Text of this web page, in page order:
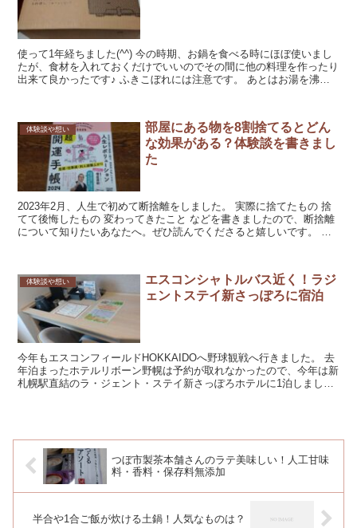
使って1年経ちました(^^) 今の時期、お鍋を食べる時にほぼ使いまし
たが、食材を入れておくだけでいいのでその間に他の料理を作ったり
出来て良かったです♪ ふきこぼれには注意です。 あとはお湯を沸か
体験談や想い
部屋にある物を8割捨てるとどん
な効果がある？体験談を書きまし
た
2023年2月、人生で初めて断捨離をしました。 実際に捨てたもの 捨
てて後悔したもの 変わってきたこと などを書きましたので、断捨離
について知りたいあなたへ。ぜひ読んでくださると嬉しいです。 実
体験談や想い
エスコンシャトルバス近く！ラジ
ェントステイ新さっぽろに宿泊
今年もエスコンフィールドHOKKAIDOへ野球観戦へ行きました。 去
年泊まったホテルリボーン野幌は予約が取れなかったので、今年は新
札幌駅直結のラ・ジェント・ステイ新さっぽろホテルに1泊しまし
つぼ市製茶本舗さんのラテ美味しい！人工甘味
料・香料・保存料無添加
半合や1合ご飯が炊ける土鍋！人気なものは？